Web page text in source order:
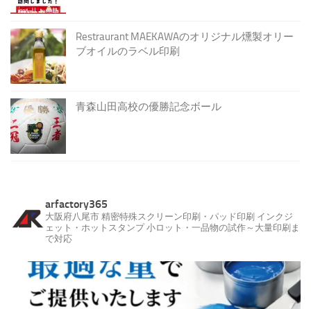
Restraurant MAEKAWAのオリジナル燻製オリー
ブオイルのラベル印刷
青森山田高校の優勝記念ボール
arfactory365
大阪府八尾市 精密特殊スクリーン印刷・パッド印刷 インクジ
ェット・ホットスタンプ小ロット・一品物の試作～大量印刷ま
で対応